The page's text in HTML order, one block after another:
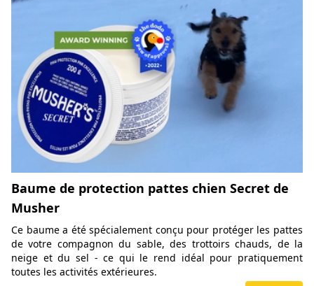
Baume de protection pattes chien Secret de
Musher
Ce baume a été spécialement conçu pour protéger les pattes
de votre compagnon du sable, des trottoirs chauds, de la
neige et du sel - ce qui le rend idéal pour pratiquement
toutes les activités extérieures.